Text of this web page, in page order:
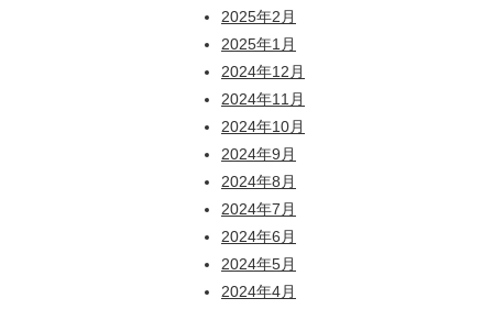
2025年2月
2025年1月
2024年12月
2024年11月
2024年10月
2024年9月
2024年8月
2024年7月
2024年6月
2024年5月
2024年4月